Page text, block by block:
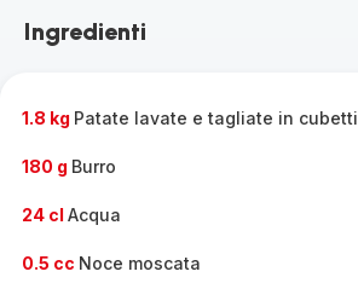
la
Ingredienti
1.8 kg Patate lavate e tagliate in cubetti
180 g Burro
24 cl Acqua
0.5 cc Noce moscata